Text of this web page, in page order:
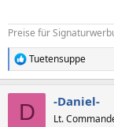
Preise für
R
e
Tuetensuppe
D -Daniel-
Lt.